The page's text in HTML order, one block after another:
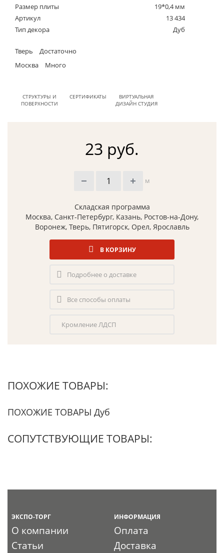
Размер плиты
19*0,4 мм
Артикул
13 434
Тип декора
Дуб
Тверь
Достаточно
Москва
Много
СТРУКТУРЫ И
ПОВЕРХНОСТИ
СЕРТИФИКАТЫ
ВИРТУАЛЬНАЯ
ДИЗАЙН СТУДИЯ
23 руб.
м
Складская программа
Москва, Санкт-Петербург, Казань, Ростов-на-Дону,
Воронеж, Тверь, Пятигорск, Орел, Ярославль
В КОРЗИНУ
Подробнее о доставке
Все способы оплаты
Кромление ЛДСП
ПОХОЖИЕ ТОВАРЫ:
ПОХОЖИЕ ТОВАРЫ Дуб
СОПУТСТВУЮЩИЕ ТОВАРЫ:
ЭКСПО-ТОРГ
О компании
Статьи
ИНФОРМАЦИЯ
Оплата
Доставка